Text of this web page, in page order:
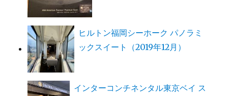
ヒルトン福岡シーホーク パノラミ
ックスイート（2019年12月）
インターコンチネンタル東京ベイ ス